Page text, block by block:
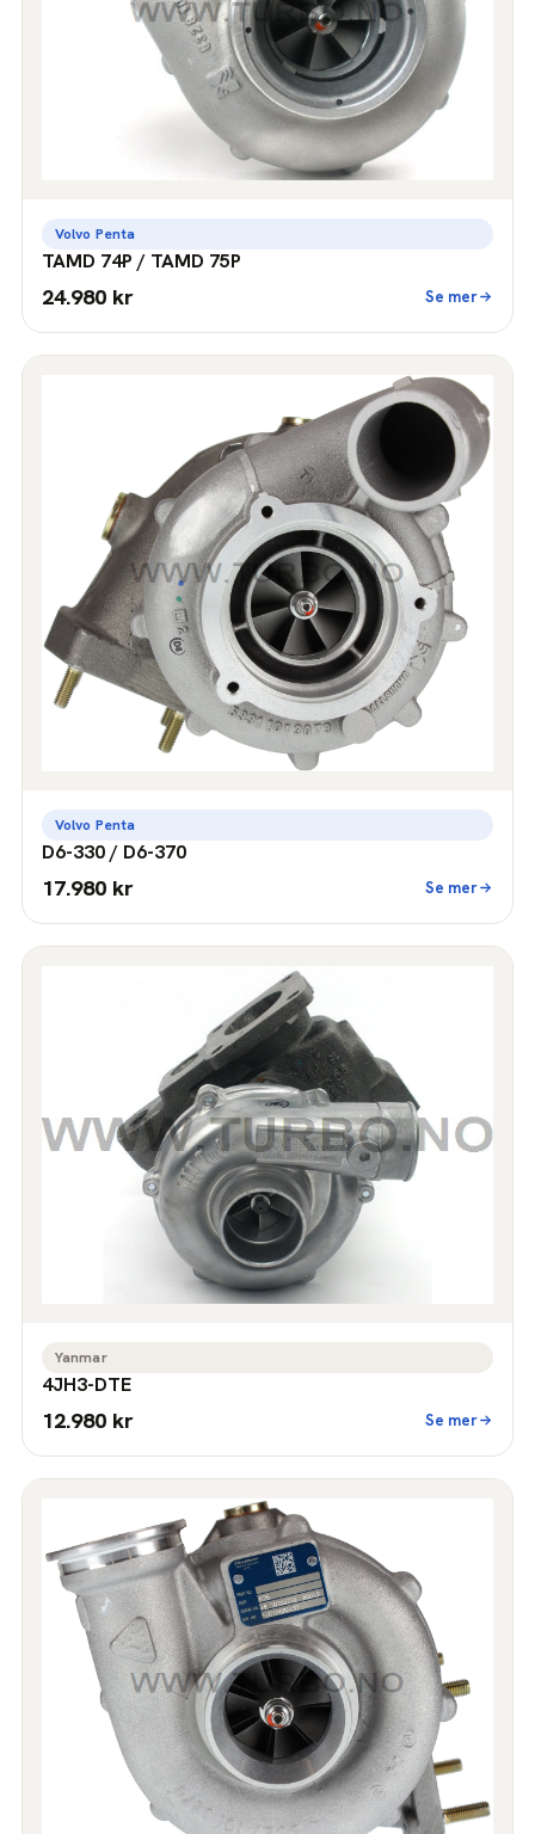
Volvo Penta
TAMD 74P / TAMD 75P
24.980 kr Se mer
Volvo Penta
D6-330 / D6-370
17.980 kr Se mer
Yanmar
4JH3-DTE
12.980 kr Se mer